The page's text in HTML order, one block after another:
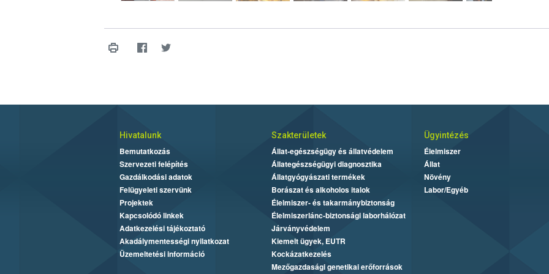
Hivatalunk
Bemutatkozás
Szervezeti felépítés
Gazdálkodási adatok
Felügyeleti szervünk
Projektek
Kapcsolódó linkek
Adatkezelési tájékoztató
Akadálymentességi nyilatkozat
Üzemeltetési információ
Szakterületek
Állat-egészségügy és állatvédelem
Állategészségügyi diagnosztika
Állatgyógyászati termékek
Borászat és alkoholos italok
Élelmiszer- és takarmánybiztonság
Élelmiszerlánc-biztonsági laborhálózat
Járványvédelem
Kiemelt ügyek, EUTR
Kockázatkezelés
Mezőgazdasági genetikai erőforrások
Ügyintézés
Élelmiszer
Állat
Növény
Labor/Egyéb